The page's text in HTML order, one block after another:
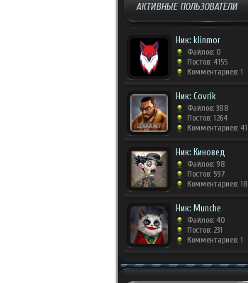
АКТИВНЫЕ ПОЛЬЗОВАТЕЛИ
Ник: klinmor
Файлов: 0
Постов: 4155
Комментариев: 1
Ник: Covrik
Файлов: 388
Постов: 1264
Комментариев: 41
Ник: Киновед
Файлов: 98
Постов: 597
Комментариев: 18
Ник: Munche
Файлов: 40
Постов: 231
Комментариев: 1